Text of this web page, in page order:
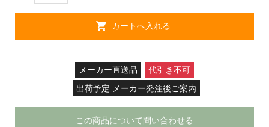
メーカー直送品
代引き不可
出荷予定 メーカー発注後ご案内
この商品について問い合わせる